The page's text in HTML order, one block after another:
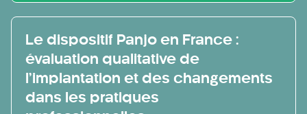
Le dispositif Panjo en France :
évaluation qualitative de
l’implantation et des changements
dans les pratiques